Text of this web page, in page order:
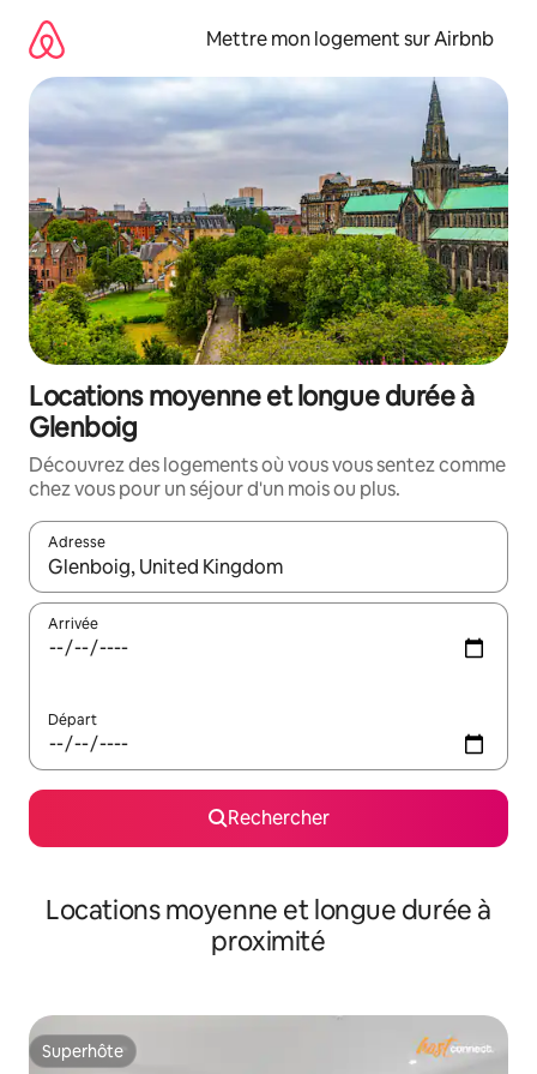
directement
contenu
Mettre mon logement sur Airbnb
Locations moyenne et longue durée à
Glenboig
Découvrez des logements où vous vous sentez comme
chez vous pour un séjour d'un mois ou plus.
Adresse
Lorsque les résultats s'affichent, utilisez les flèches vers le
Arrivée
Départ
Rechercher
Locations moyenne et longue durée à
proximité
Superhôte
Superhôte